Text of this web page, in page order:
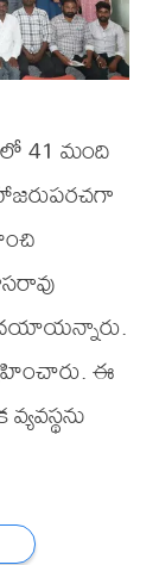
41 మంది
ఈ